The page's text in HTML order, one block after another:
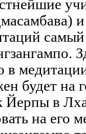
в
будет на
Йерпы в
на его